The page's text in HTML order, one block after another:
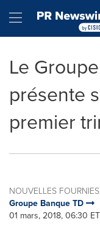
Hamburger
Le
présente
premier
NOUVELLES
Groupe Banque TD
01 mars, 2018, 06:30 ET